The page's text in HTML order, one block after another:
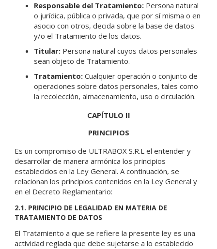
Responsable del Tratamiento: Persona natural
o jurídica, pública o privada, que por sí misma o en
asocio con otros, decida sobre la base de datos
y/o el Tratamiento de los datos.
Titular: Persona natural cuyos datos personales
sean objeto de Tratamiento.
Tratamiento: Cualquier operación o conjunto de
operaciones sobre datos personales, tales como
la recolección, almacenamiento, uso o circulación.
CAPÍTULO II
PRINCIPIOS
Es un compromiso de ULTRABOX S.R.L el entender y
desarrollar de manera armónica los principios
establecidos en la Ley General. A continuación, se
relacionan los principios contenidos en la Ley General y
en el Decreto Reglamentario:
2.1. PRINCIPIO DE LEGALIDAD EN MATERIA DE
TRATAMIENTO DE DATOS
El Tratamiento a que se refiere la presente ley es una
actividad reglada que debe sujetarse a lo establecido